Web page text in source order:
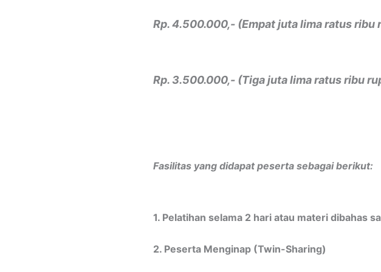
Rp. 4.500.000,- (Empat juta lima ratus ribu
Rp. 3.500.000,- (Tiga juta lima ratus ribu
Fasilitas yang didapat peserta sebagai berikut:
1. Pelatihan selama 2 hari atau materi dibahas
2. Peserta Menginap (Twin-Sharing)